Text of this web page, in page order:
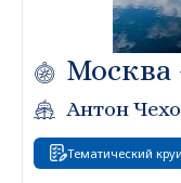
Москва
Антон
Тематический